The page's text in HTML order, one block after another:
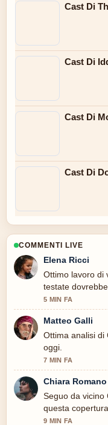
Cast Di
Cast Di
Cast Di
Cast Di
COMMENTI LIVE
Elena Ricci
Ottimo lavoro di
testate
5 MIN FA
Matteo Galli
Ottima analisi di
oggi.
7 MIN FA
Chiara Romano
Seguo da vicino
questa copertura.
9 MIN FA